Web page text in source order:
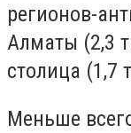
регионов-
Алматы (2,3
столица (1,7
Меньше